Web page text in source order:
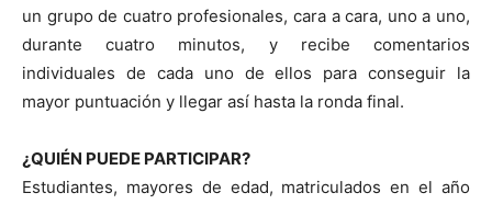
un grupo de cuatro profesionales, cara a cara, uno a uno,
durante cuatro minutos, y recibe comentarios
individuales de cada uno de ellos para conseguir la
mayor puntuación y llegar así hasta la ronda final.
¿QUIÉN PUEDE PARTICIPAR?
Estudiantes, mayores de edad, matriculados en el año